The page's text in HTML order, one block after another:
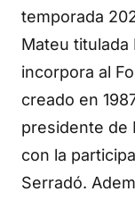
temporada
Mateu titulada
incorpora al
creado en
presidente de
con la
Serradó.